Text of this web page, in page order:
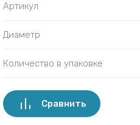
Артикул
Диаметр
Количество в упаковке
Сравнить